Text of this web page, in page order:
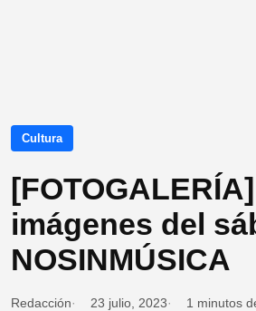
Cultura
imágenes del
NOSINMÚSICA
Redacción 23 julio, 2023 1 minutos